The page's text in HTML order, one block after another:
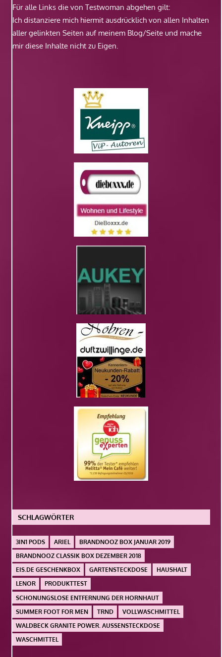
Für alle Links die von Testwoman abgehen gilt:
Ich distanziere mich hiermit ausdrücklich von allen Inhalten
aller gelinkten Seiten auf meinem Blog/Seite und mache
mir diese Inhalte nicht zu Eigen.
SCHLAGWÖRTER
3IN1 PODS ARIEL
BRANDNOOZ BOX JANUAR 2019
BRANDNOOZ CLASSIK BOX DEZEMBER 2018
EIS.DE GESCHENKBOX
GARTENSTECKDOSE
HAUSHALT
LENOR
PRODUKTTEST
SCHONUNGSLOSE ENTFERNUNG DER HORNHAUT
SUMMER FOOT FOR MEN
TRND
VOLLWASCHMITTEL
WALDBECK GRANITE POWER. AUSSENSTECKDOSE
WASCHMITTEL